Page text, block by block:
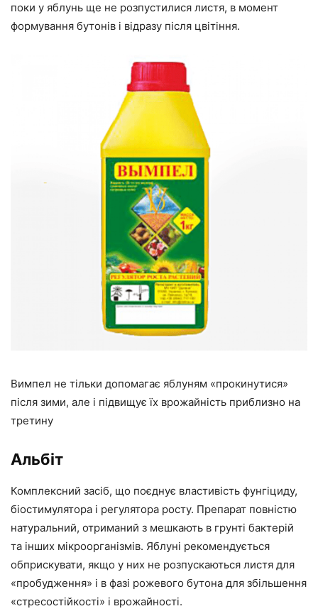
поки у яблунь ще не розпустилися листя, в момент
формування бутонів і відразу після цвітіння.
Вимпел не тільки допомагає яблуням «прокинутися»
після зими, але і підвищує їх врожайність приблизно на
третину
Альбіт
Комплексний засіб, що поєднує властивість фунгіциду,
біостимулятора і регулятора росту. Препарат повністю
натуральний, отриманий з мешкають в грунті бактерій
та інших мікроорганізмів. Яблуні рекомендується
обприскувати, якщо у них не розпускаються листя для
«пробудження» і в фазі рожевого бутона для збільшення
«стресостійкості» і врожайності.